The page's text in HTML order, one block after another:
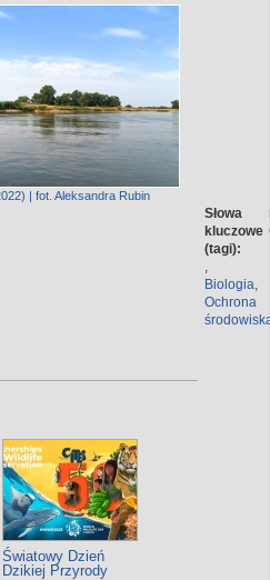
| fot. Aleksandra Rubin
Słowa
kluczowe
(tagi):
Biologia
Ochrona
Światowy Dzień
Dzikiej Przyrody